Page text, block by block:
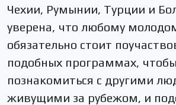
Чехии, Румынии, Турции и
уверена, что любому
обязательно стоит
подобных программах, чтобы
познакомиться с другими
живущими за рубежом, и